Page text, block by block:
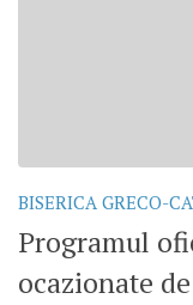
BISERICA GRECO-
Programul
ocazionate